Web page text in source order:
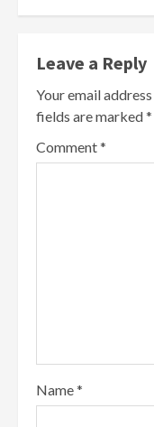
Leave a Reply
Your email
fields are marked*
Comment*
Name*